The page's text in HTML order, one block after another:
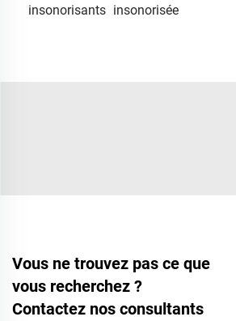
insonorisants insonorisée
Vous ne trouvez pas ce que
vous recherchez ?
Contactez nos consultants